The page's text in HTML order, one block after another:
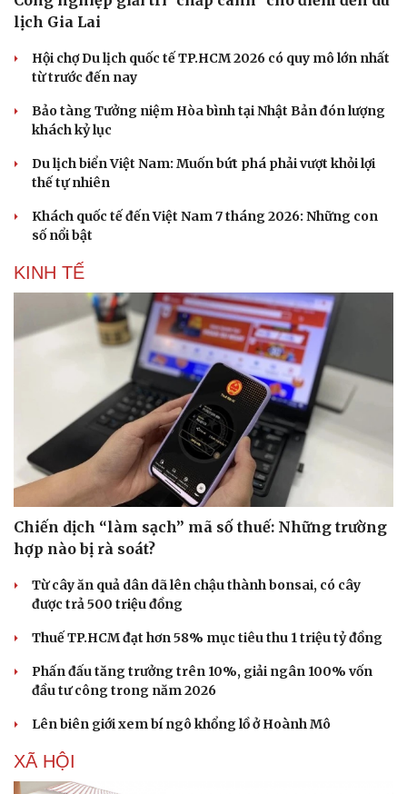
lịch Gia Lai
Hội chợ Du lịch quốc tế TP.HCM 2026 có quy mô lớn nhất
từ trước đến nay
Bảo tàng Tưởng niệm Hòa bình tại Nhật Bản đón lượng
khách kỷ lục
Du lịch biển Việt Nam: Muốn bứt phá phải vượt khỏi lợi
thế tự nhiên
Khách quốc tế đến Việt Nam 7 tháng 2026: Những con
số nổi bật
KINH TẾ
Chiến dịch “làm sạch” mã số thuế: Những trường
hợp nào bị rà soát?
Từ cây ăn quả dân dã lên chậu thành bonsai, có cây
được trả 500 triệu đồng
Thuế TP.HCM đạt hơn 58% mục tiêu thu 1 triệu tỷ đồng
Phấn đấu tăng trưởng trên 10%, giải ngân 100% vốn
đầu tư công trong năm 2026
Lên biên giới xem bí ngô khổng lồ ở Hoành Mô
XÃ HỘI